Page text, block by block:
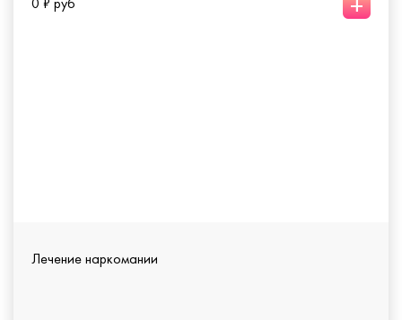
Лечение наркомании